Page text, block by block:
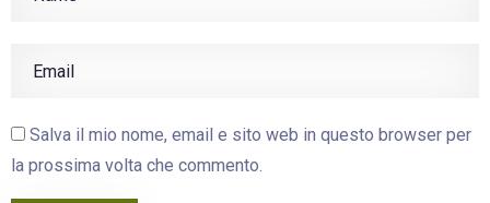
Salva il mio nome, email e sito web in questo browser per
la prossima volta che commento.